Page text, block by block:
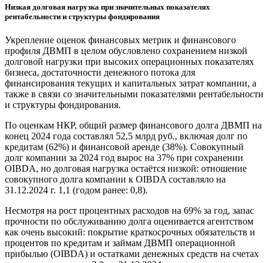
Низкая долговая нагрузка при значительных показателях
рентабельности и структуры фондирования
Укрепление оценок финансовых метрик и финансового
профиля ДВМП в целом обусловлено сохранением низкой
долговой нагрузки при высоких операционных показателях
бизнеса, достаточности денежного потока для
финансирования текущих и капитальных затрат компании, а
также в связи со значительными показателями рентабельности
и структуры фондирования.
По оценкам НКР, общий размер финансового долга ДВМП на
конец 2024 года составлял 52,5 млрд руб., включая долг по
кредитам (62%) и финансовой аренде (38%). Совокупный
долг компании за 2024 год вырос на 37% при сохранении
OIBDA, но долговая нагрузка остаётся низкой: отношение
совокупного долга компании к OIBDA составляло на
31.12.2024 г. 1,1 (годом ранее: 0,8).
Несмотря на рост процентных расходов на 69% за год, запас
прочности по обслуживанию долга оценивается агентством
как очень высокий: покрытие краткосрочных обязательств и
процентов по кредитам и займам ДВМП операционной
прибылью (OIBDA) и остатками денежных средств на счетах